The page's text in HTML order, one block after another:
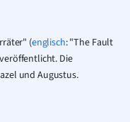
(englisch: "The Fault
Die
und Augustus.